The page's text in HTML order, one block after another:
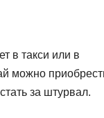
в такси или в
можно
за штурвал.